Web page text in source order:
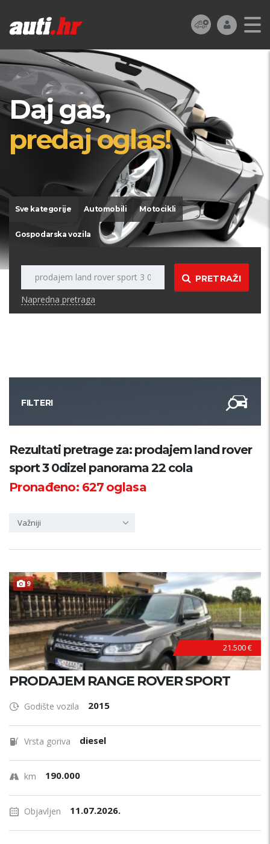
Daj gas,
predaj oglas!
Sve kategorije Automobili Motocikli
Gospodarska vozila
PRETRAŽI
Napredna pretraga
FILTERI
Kategorija
Županija
Rezultati pretrage za: prodajem land rover
sport 3 0dizel panorama 22 cola
Pronađeno: 627oglasa
Važniji
9
21.500 €
PRODAJEM RANGE ROVER SPORT
Godište vozila 2015
Vrsta goriva diesel
km 190.000
Objavljen 11.07.2026.